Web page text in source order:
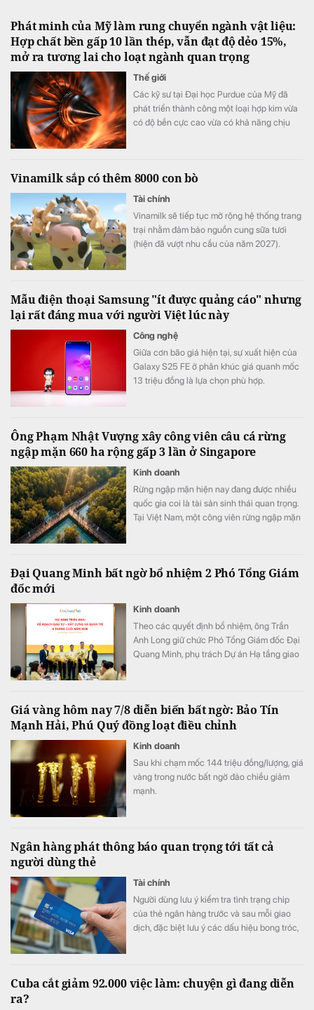
Phát minh của Mỹ làm rung chuyển ngành vật liệu:
Hợp chất bền gấp 10 lần thép, vẫn đạt độ dẻo 15%,
mở ra tương lai cho loạt ngành quan trọng
Thế giới
Các kỹ sư tại Đại học Purdue của Mỹ đã
phát triển thành công một loại hợp kim vừa
có độ bền cực cao vừa có khả năng chịu
Vinamilk sắp có thêm 8000 con bò
Tài chính
Vinamilk sẽ tiếp tục mở rộng hệ thống trang
trại nhằm đảm bảo nguồn cung sữa tươi
(hiện đã vượt nhu cầu của năm 2027).
Mẫu điện thoại Samsung "ít được quảng cáo" nhưng
lại rất đáng mua với người Việt lúc này
Công nghệ
Giữa cơn bão giá hiện tại, sự xuất hiện của
Galaxy S25 FE ở phân khúc giá quanh mốc
13 triệu đồng là lựa chọn phù hợp.
Ông Phạm Nhật Vượng xây công viên câu cá rừng
ngập mặn 660 ha rộng gấp 3 lần ở Singapore
Kinh doanh
Rừng ngập mặn hiện nay đang được nhiều
quốc gia coi là tài sản sinh thái quan trọng.
Tại Việt Nam, một công viên rừng ngập mặn
Đại Quang Minh bất ngờ bổ nhiệm 2 Phó Tổng Giám
đốc mới
Kinh doanh
Theo các quyết định bổ nhiệm, ông Trần
Anh Long giữ chức Phó Tổng Giám đốc Đại
Quang Minh, phụ trách Dự án Hạ tầng giao
thị - Khu công nghiệp.
Giá vàng hôm nay 7/8 diễn biến bất ngờ: Bảo Tín
Mạnh Hải, Phú Quý đồng loạt điều chỉnh
Kinh doanh
Sau khi chạm mốc 144 triệu đồng/lượng, giá
vàng trong nước bất ngờ đảo chiều giảm
mạnh.
Ngân hàng phát thông báo quan trọng tới tất cả
người dùng thẻ
Tài chính
Người dùng lưu ý kiểm tra tình trạng chip
của thẻ ngân hàng trước và sau mỗi giao
dịch, đặc biệt lưu ý các dấu hiệu bong tróc,
Cuba cắt giảm 92.000 việc làm: chuyện gì đang diễn
ra?